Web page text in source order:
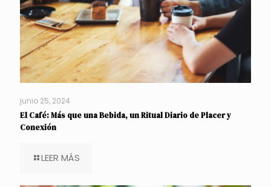
junio 25, 2024
El Café: Más que una Bebida, un Ritual Diario de Placer y
Conexión
LEER MÁS